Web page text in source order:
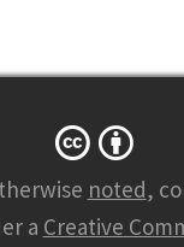
noted,
a Creative